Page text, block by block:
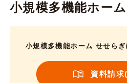
小規模多機能ホー
小規模多機能ホーム せせら
資料請求